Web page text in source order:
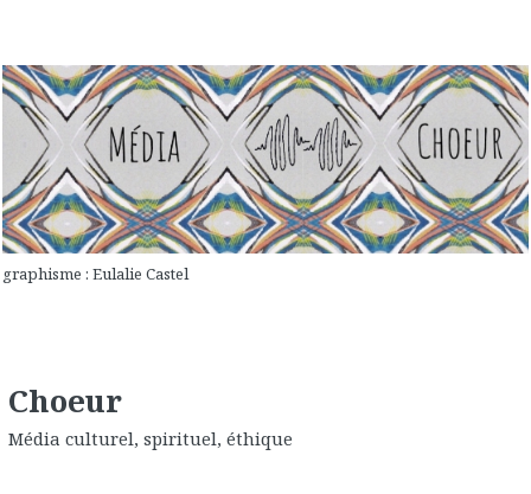
graphisme : Eulalie Castel
Choeur
Média culturel, spirituel, éthique